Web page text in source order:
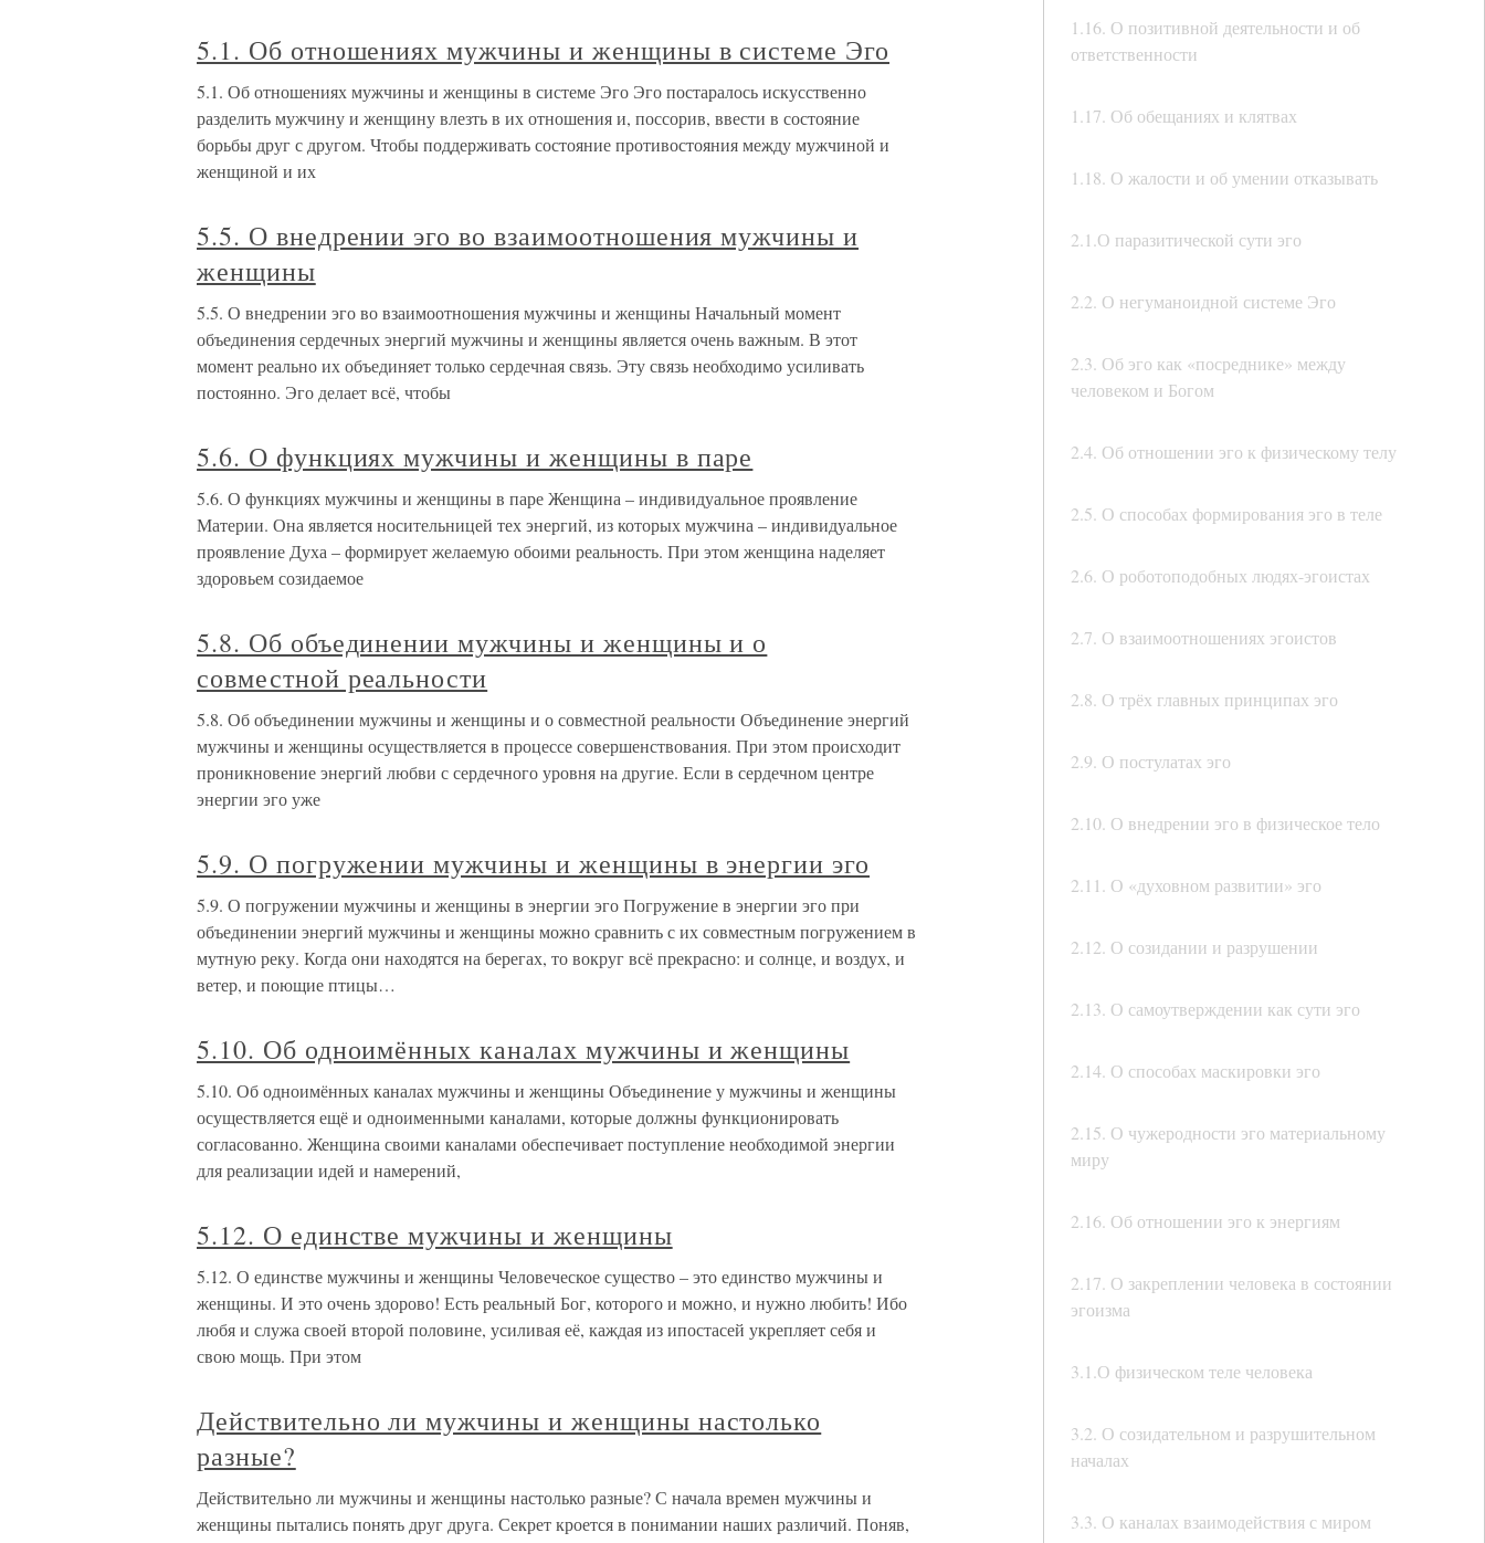
1.16. О позитивной деятельности и об
ответственности
1.17. Об обещаниях и клятвах
1.18. О жалости и об умении отказывать
2.1.О паразитической сути эго
2.2. О негуманоидной системе Эго
2.3. Об эго как «посреднике» между
человеком и Богом
2.4. Об отношении эго к физическому телу
2.5. О способах формирования эго в теле
2.6. О роботоподобных людях-эгоистах
2.7. О взаимоотношениях эгоистов
2.8. О трёх главных принципах эго
2.9. О постулатах эго
2.10. О внедрении эго в физическое тело
2.11. О «духовном развитии» эго
2.12. О созидании и разрушении
2.13. О самоутверждении как сути эго
2.14. О способах маскировки эго
2.15. О чужеродности эго материальному
миру
2.16. Об отношении эго к энергиям
2.17. О закреплении человека в состоянии
эгоизма
3.1.О физическом теле человека
3.2. О созидательном и разрушительном
началах
3.3. О каналах взаимодействия с миром
5.1. Об отношениях мужчины и женщины в системе Эго
5.1. Об отношениях мужчины и женщины в системе Эго Эго постаралось искусственно
разделить мужчину и женщину влезть в их отношения и, поссорив, ввести в состояние
борьбы друг с другом. Чтобы поддерживать состояние противостояния между мужчиной и
женщиной и их
5.5. О внедрении эго во взаимоотношения мужчины и
женщины
5.5. О внедрении эго во взаимоотношения мужчины и женщины Начальный момент
объединения сердечных энергий мужчины и женщины является очень важным. В этот
момент реально их объединяет только сердечная связь. Эту связь необходимо усиливать
постоянно. Эго делает всё, чтобы
5.6. О функциях мужчины и женщины в паре
5.6. О функциях мужчины и женщины в паре Женщина – индивидуальное проявление
Материи. Она является носительницей тех энергий, из которых мужчина – индивидуальное
проявление Духа – формирует желаемую обоими реальность. При этом женщина наделяет
здоровьем созидаемое
5.8. Об объединении мужчины и женщины и о
совместной реальности
5.8. Об объединении мужчины и женщины и о совместной реальности Объединение энергий
мужчины и женщины осуществляется в процессе совершенствования. При этом происходит
проникновение энергий любви с сердечного уровня на другие. Если в сердечном центре
энергии эго уже
5.9. О погружении мужчины и женщины в энергии эго
5.9. О погружении мужчины и женщины в энергии эго Погружение в энергии эго при
объединении энергий мужчины и женщины можно сравнить с их совместным погружением в
мутную реку. Когда они находятся на берегах, то вокруг всё прекрасно: и солнце, и воздух, и
ветер, и поющие птицы…
5.10. Об одноимённых каналах мужчины и женщины
5.10. Об одноимённых каналах мужчины и женщины Объединение у мужчины и женщины
осуществляется ещё и одноименными каналами, которые должны функционировать
согласованно. Женщина своими каналами обеспечивает поступление необходимой энергии
для реализации идей и намерений,
5.12. О единстве мужчины и женщины
5.12. О единстве мужчины и женщины Человеческое существо – это единство мужчины и
женщины. И это очень здорово! Есть реальный Бог, которого и можно, и нужно любить! Ибо
любя и служа своей второй половине, усиливая её, каждая из ипостасей укрепляет себя и
свою мощь. При этом
Действительно ли мужчины и женщины настолько
разные?
Действительно ли мужчины и женщины настолько разные? С начала времен мужчины и
женщины пытались понять друг друга. Секрет кроется в понимании наших различий. Поняв,